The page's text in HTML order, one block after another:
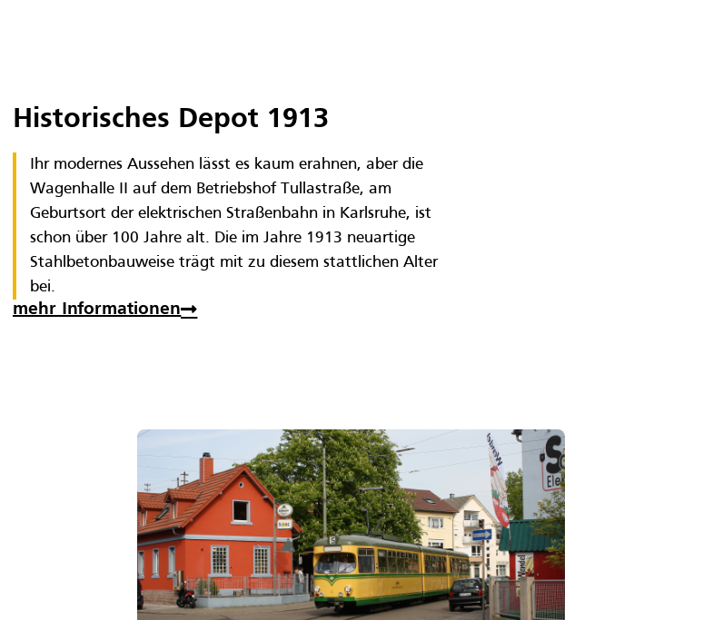
Historisches Depot 1913
Ihr modernes Aussehen lässt es kaum erahnen, aber die
Wagenhalle II auf dem Betriebshof Tullastraße, am
Geburtsort der elektrischen Straßenbahn in Karlsruhe, ist
schon über 100 Jahre alt. Die im Jahre 1913 neuartige
Stahlbetonbauweise trägt mit zu diesem stattlichen Alter
bei.
mehr Informationen